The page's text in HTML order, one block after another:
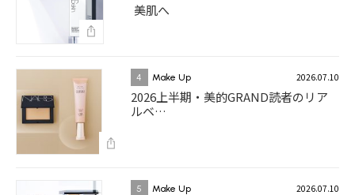
美肌へ
4 Make Up 2026.07.10
2026上半期・美的GRAND読者のリア
ルベ…
5 Make Up 2026.07.10